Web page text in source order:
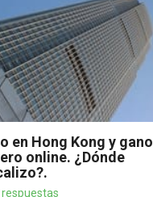
en Hong Kong y gano
online. ¿Dónde
respuestas